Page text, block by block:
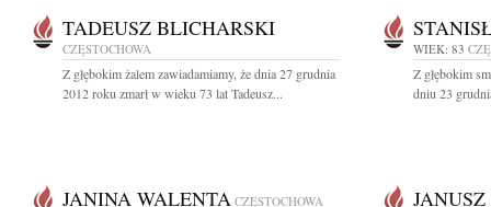
TADEUSZ BLICHARSKI
CZĘSTOCHOWA
Z głębokim żalem zawiadamiamy, że dnia 27 grudnia
2012 roku zmarł w wieku 73 lat Tadeusz...
WIEK: 83
Z głębokim
dniu 23
JANINA WALENTA CZĘSTOCHOWA